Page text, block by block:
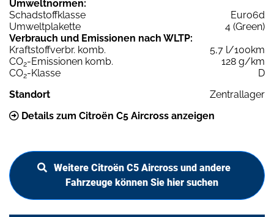
Umweltnormen:
Schadstoffklasse
Euro6d
Umweltplakette
4 (Green)
Verbrauch und Emissionen nach WLTP:
Kraftstoffverbr. komb.
5,7 l/100km
CO2-Emissionen komb.
128 g/km
CO2-Klasse
D
Standort
Zentrallager
Details zum Citroën C5 Aircross anzeigen
Weitere Citroën C5 Aircross und andere
Fahrzeuge können Sie hier suchen